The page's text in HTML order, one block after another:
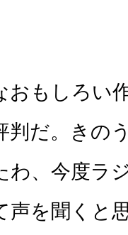
おもしろい
判だ。きの
わ、今度ラ
声を聞くと